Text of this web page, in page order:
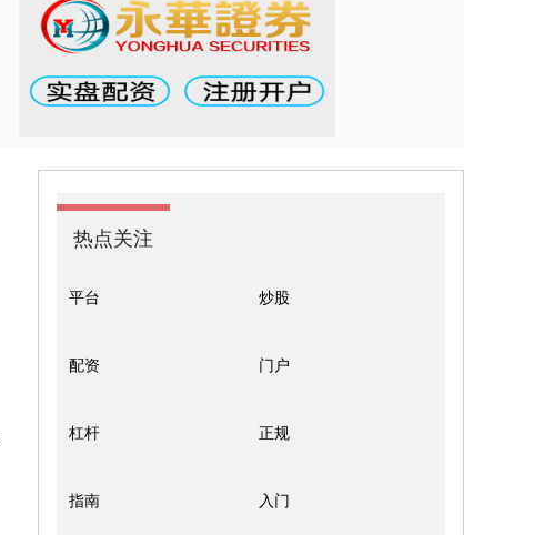
热点关注
平台 炒股
配资 门户
杠杆 正规
指南 入门